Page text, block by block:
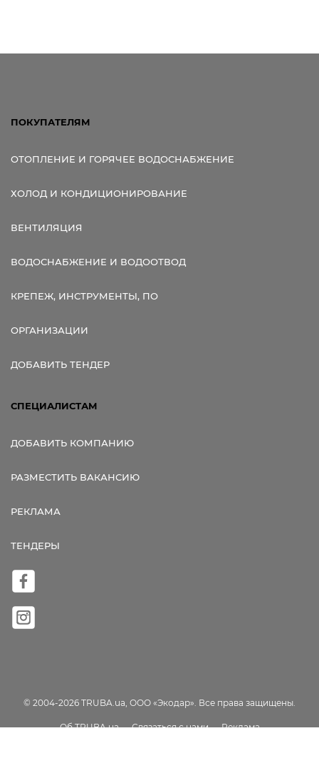
ПОКУПАТЕЛЯМ
ОТОПЛЕНИЕ И ГОРЯЧЕЕ ВОДОСНАБЖЕНИЕ
ХОЛОД И КОНДИЦИОНИРОВАНИЕ
ВЕНТИЛЯЦИЯ
ВОДОСНАБЖЕНИЕ И ВОДООТВОД
КРЕПЕЖ, ИНСТРУМЕНТЫ, ПО
ОРГАНИЗАЦИИ
ДОБАВИТЬ ТЕНДЕР
СПЕЦИАЛИСТАМ
ДОБАВИТЬ КОМПАНИЮ
РАЗМЕСТИТЬ ВАКАНСИЮ
РЕКЛАМА
ТЕНДЕРЫ
© 2004-2026 TRUBA.ua, ООО «Экодар». Все права защищены.
Об TRUBA.ua Связаться с нами Реклама